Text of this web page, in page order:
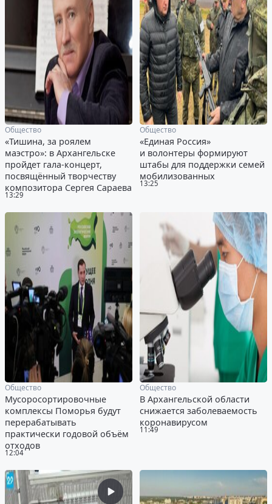
13:29
Общество
«Тишина, за роялем
маэстро»: в Архангельске
пройдет гала-концерт,
посвящённый творчеству
композитора Сергея Сараева
13:25
Общество
«Единая Россия»
и волонтеры формируют
штабы для поддержки семей
мобилизованных
12:04
Общество
Мусоросортировочные
комплексы Поморья будут
перерабатывать
практически годовой объём
отходов
11:49
Общество
В Архангельской области
снижается заболеваемость
коронавирусом